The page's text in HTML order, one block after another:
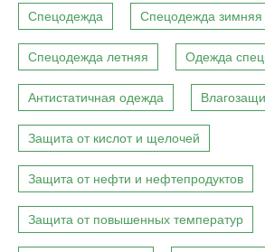
Спецодежда Спецодежда зимняя
Спецодежда летняя Одежда
Антистатичная одежда
Защита от кислот и щелочей
Защита от нефти и нефтепродуктов
Защита от повышенных температур